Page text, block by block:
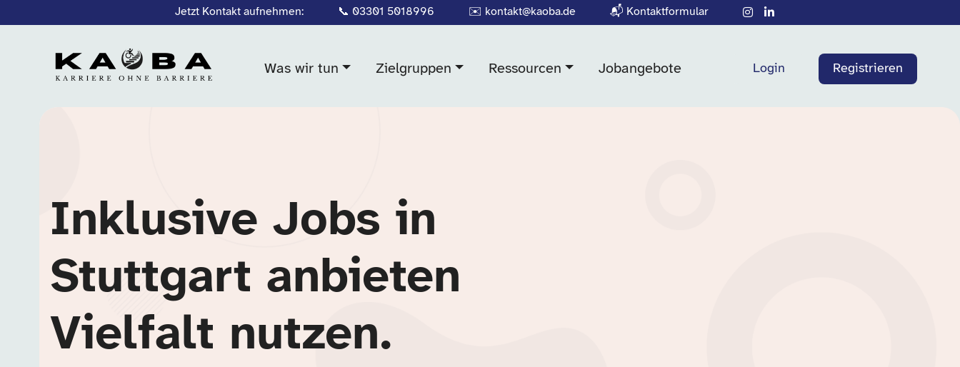
Jetzt Kontakt aufnehmen: 📞 03301 5018996 ✉️ kontakt@kaoba.de 📬 Kontaktformular
Was wir tun Zielgruppen Ressourcen Jobangebote Login Registrieren
Inklusive Jobs in
Stuttgart anbieten
Vielfalt nutzen.